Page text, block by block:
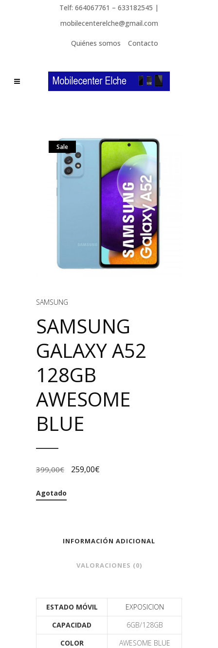
Telf: 664067761 – 633182545 |
mobilecenterelche@gmail.com
Quiénes somos Contacto
Sale
SAMSUNG
SAMSUNG
GALAXY A52
128GB
AWESOME
BLUE
399,00€ 259,00€
Agotado
INFORMACIÓN ADICIONAL
VALORACIONES (0)
ESTADO MÓVIL
EXPOSICION
CAPACIDAD
6GB/128GB
COLOR
AWESOME BLUE